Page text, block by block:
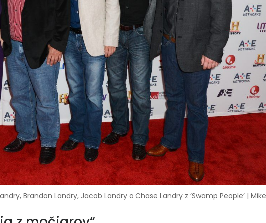
Brandon Landry, Jacob Landry a Chase Landry z ‘Swamp People‘ | Mike